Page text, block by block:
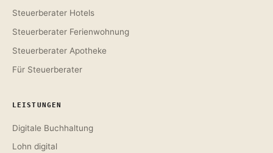
Steuerberater Hotels
Steuerberater Ferienwohnung
Steuerberater Apotheke
Für Steuerberater
LEISTUNGEN
Digitale Buchhaltung
Lohn digital